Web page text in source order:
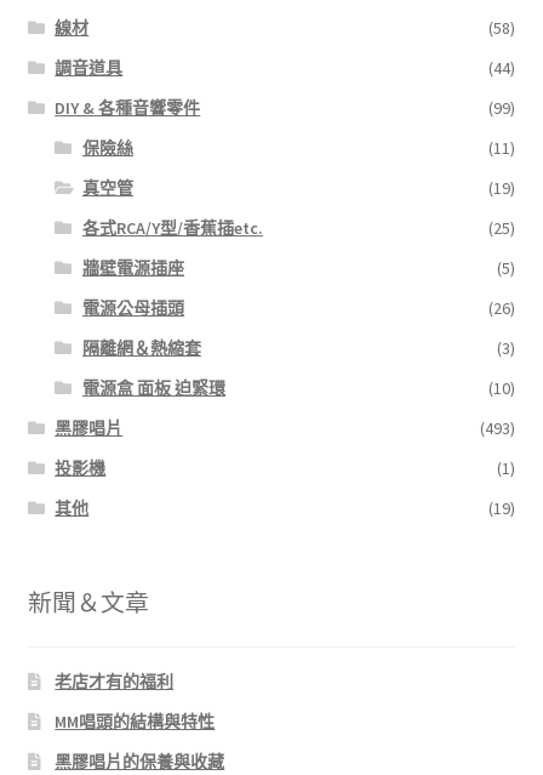
線材
(58)
調音道具
(44)
DIY & 各種音響零件
(99)
保險絲
(11)
真空管
(19)
各式RCA/Y型/香蕉插etc.
(25)
牆壁電源插座
(5)
電源公母插頭
(26)
隔離網＆熱縮套
(3)
電源盒 面板 迫緊環
(10)
黑膠唱片
(493)
投影機
(1)
其他
(19)
新聞＆文章
老店才有的福利
MM唱頭的結構與特性
黑膠唱片的保養與收藏